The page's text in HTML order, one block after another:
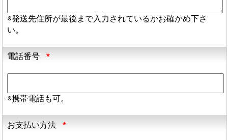
※発送先住所が最後まで入力されているかお確かめ下さ
い。
電話番号 *
※携帯電話も可。
お支払い方法 *